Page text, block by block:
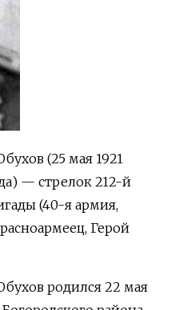
(25 мая 1921
— стрелок 212-й
(40-я армия,
Герой
родился 22 мая